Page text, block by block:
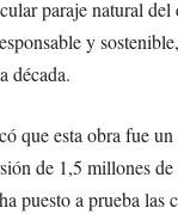
paraje natural
y
década.
que esta obra fue
de 1,5 millones
puesto a prueba